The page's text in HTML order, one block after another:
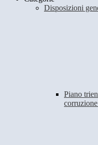
Disposizioni
Piano